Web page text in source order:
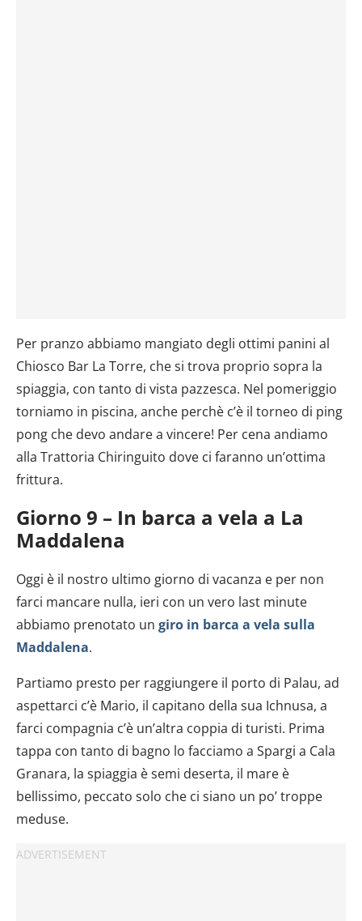
Per pranzo abbiamo mangiato degli ottimi panini al
Chiosco Bar La Torre, che si trova proprio sopra la
spiaggia, con tanto di vista pazzesca. Nel pomeriggio
torniamo in piscina, anche perchè c’è il torneo di ping
pong che devo andare a vincere! Per cena andiamo
alla Trattoria Chiringuito dove ci faranno un’ottima
frittura.
Giorno 9 – In barca a vela a La
Maddalena
Oggi è il nostro ultimo giorno di vacanza e per non
farci mancare nulla, ieri con un vero last minute
abbiamo prenotato un giro in barca a vela sulla
Maddalena.
Partiamo presto per raggiungere il porto di Palau, ad
aspettarci c’è Mario, il capitano della sua Ichnusa, a
farci compagnia c’è un’altra coppia di turisti. Prima
tappa con tanto di bagno lo facciamo a Spargi a Cala
Granara, la spiaggia è semi deserta, il mare è
bellissimo, peccato solo che ci siano un po’ troppe
meduse.